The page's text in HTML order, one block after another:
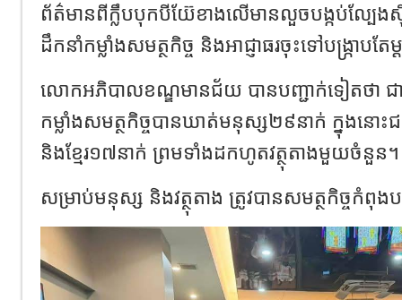
ព័ត៌មានពីក្លឹបបុកបីយ៊ែខាងលើមានលួចបង្កប់ល្ប
ដឹកនាំកម្លាំងសមត្ថកិច្ច និងអាជ្ញាធរចុះទៅបង្ក្រាបតែ
លោកអភិបាលខណ្ឌមានជ័យ បានបញ្ជាក់ទៀតថា ជា
កម្លាំងសមត្ថកិច្ចបានឃាត់មនុស្ស២៩នាក់ ក្នុងនោះ
និងខ្មែរ១៧នាក់ ព្រមទាំងដកហូតវត្ថុតាងមួយចំនួន។
សម្រាប់មនុស្ស និងវត្ថុតាង ត្រូវបានសមត្ថកិច្ចកំពុង